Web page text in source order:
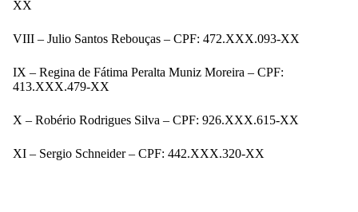
XX
VIII – Julio Santos Rebouças – CPF: 472.XXX.093-XX
IX – Regina de Fátima Peralta Muniz Moreira – CPF:
413.XXX.479-XX
X – Robério Rodrigues Silva – CPF: 926.XXX.615-XX
XI – Sergio Schneider – CPF: 442.XXX.320-XX